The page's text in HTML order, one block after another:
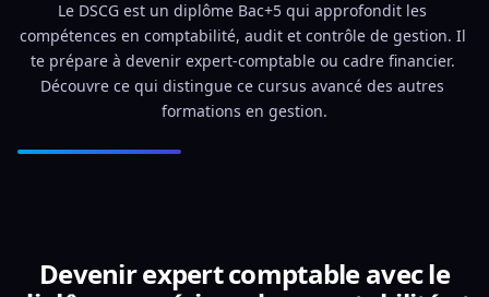
Le DSCG est un diplôme Bac+5 qui approfondit les
compétences en comptabilité, audit et contrôle de gestion. Il
te prépare à devenir expert-comptable ou cadre financier.
Découvre ce qui distingue ce cursus avancé des autres
formations en gestion.
Devenir expert comptable avec le